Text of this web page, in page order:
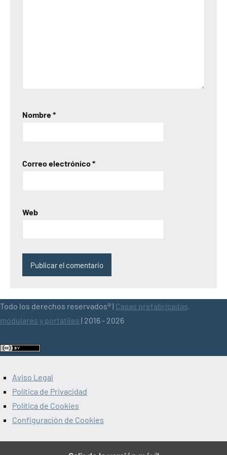
Nombre*
Correo electrónico*
Web
Todo los derechos reservados® | Casas prefabricadas,
modulares y portátiles | 2016 - 2026
Aviso Legal
Política de Privacidad
Política de Cookies
Configuración de Cookies